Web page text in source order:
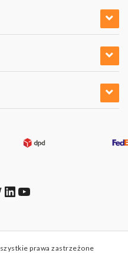
LinkedIn
YouTube
prawa zastrzeżone